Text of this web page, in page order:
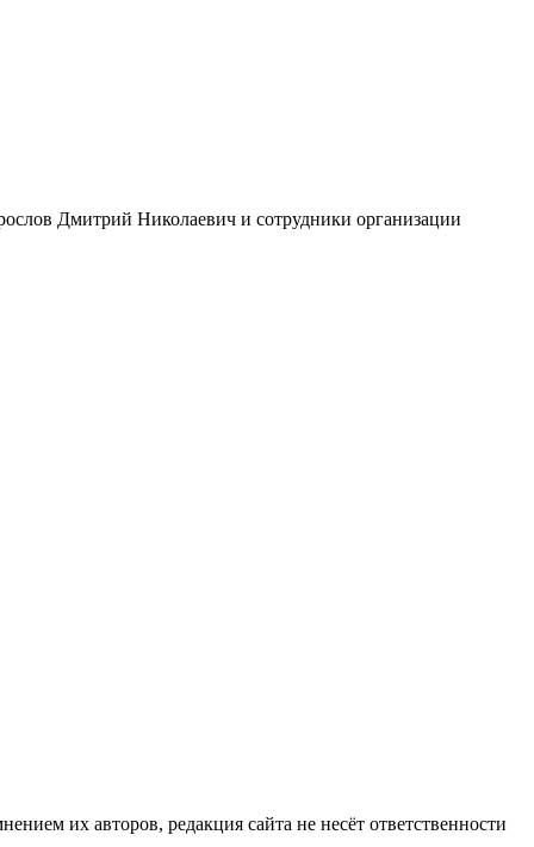
Дмитрий Николаевич и сотрудники организации
их авторов, редакция сайта не несёт ответственности